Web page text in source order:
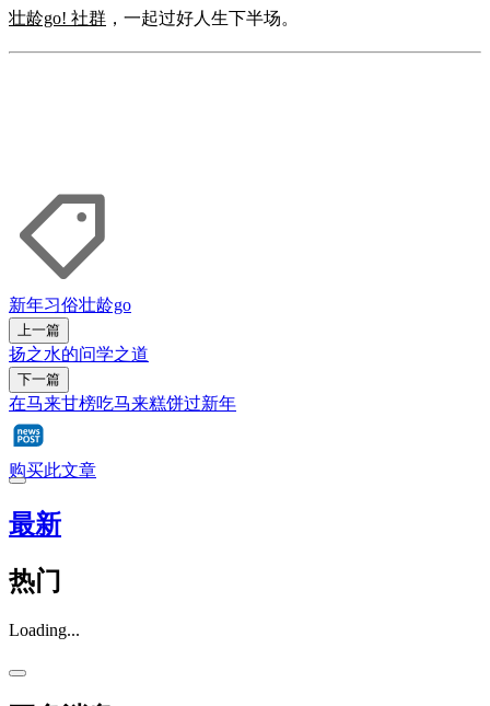
壮龄go! 社群 ，一起过好人生下半场。
新年习俗壮龄go
上一篇
扬之水的问学之道
下一篇
在马来甘榜吃马来糕饼过新年
购买此文章
最新
热门
Loading...